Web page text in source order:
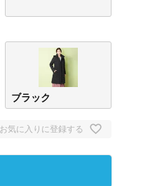
ブラック
お気に入りに登録する